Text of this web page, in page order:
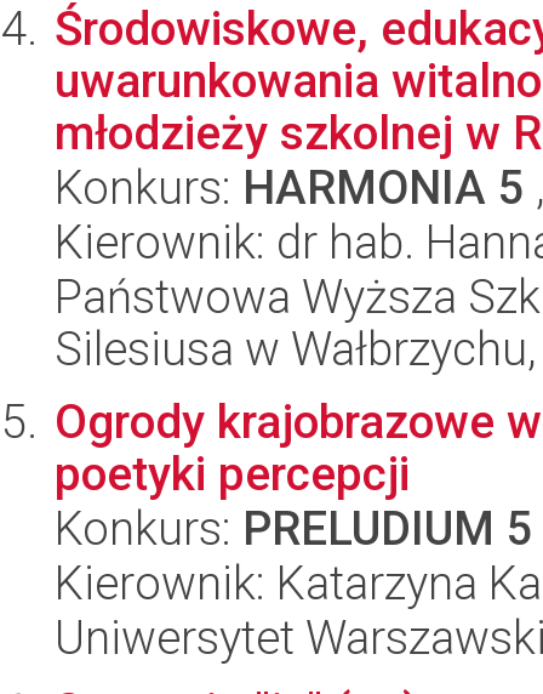
Środowiskowe,
uwarunkowania
młodzieży szkolnej w
Konkurs: HARMONIA 5
Kierownik: dr hab.
Państwowa Wyższa
Silesiusa w
Ogrody krajobrazowe
poetyki percepcji
Konkurs: PRELUDIUM 5
Kierownik: Katarzyna
Uniwersytet